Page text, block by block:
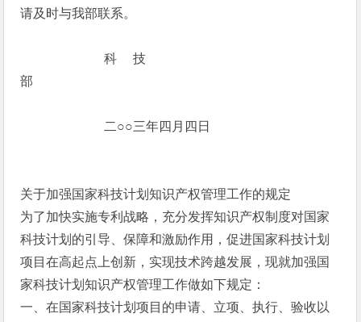
请及时与我部联系。
科 技
部
二○○三年四月四日
关于加强国家科技计划知识产权管理工作的规定
为了加快实施专利战略，充分发挥知识产权制度对国家
科技计划的引导、保障和激励作用，促进国家科技计划
项目在高起点上创新，实现技术跨越发展，现就加强国
家科技计划知识产权管理工作做如下规定：
一、在国家科技计划项目的申请、立项、执行、验收以